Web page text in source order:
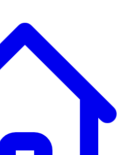
ชั่น
งค์ แอนด์ ซีน จำกัด) 2275 ถ.สุขุมวิท
- 91) แขวงบางจาก เขตพระโขนง
วงบางนาเหนือ เขตบางนา